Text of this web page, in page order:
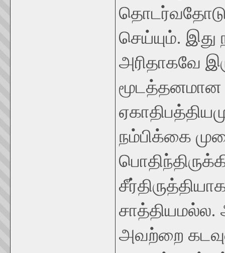
தொடர்வதோடு
செய்யும்.
அரிதாகவே
மூடத்தனமான
நம்பிக்கை
சாத்தியமல்ல.
அவற்றை